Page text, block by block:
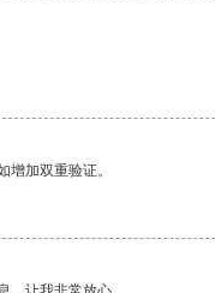
加双重验证。